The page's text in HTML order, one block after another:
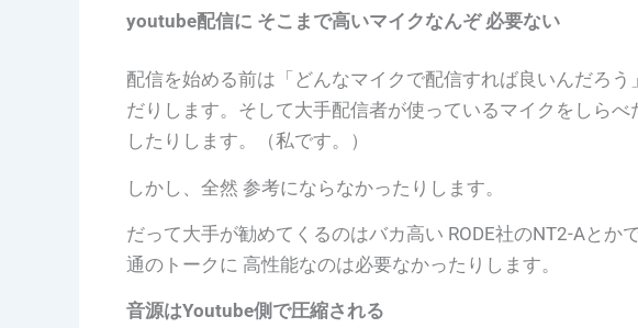
youtube配信に そこまで高いマイクなんぞ 必要ない
配信を始める前は「どんなマイクで配信すれば良いんだろ
だりします。そして大手配信者が使っているマイクをしら
したりします。（私です。）
しかし、全然 参考にならなかったりします。
だって大手が勧めてくるのはバカ高い RODE社のNT2-Aとか
通のトークに 高性能なのは必要なかったりします。
音源はYoutube側で圧縮される